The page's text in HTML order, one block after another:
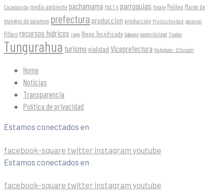
Caizabanda medio ambiente pachamama PACT II parroquias Patate Pelileo Planes de
manejos de páramos prefectura produccion producción Productividad páramos
Píllaro recursos hídricos riego Riego Tecnificado Salasaka sostenibilidad Tisaleo
Tungurahua turismo vialidad Viceprefectura Vía Ambato - El Corazón
Home
Noticias
Transparencia
Política de privacidad
Estamos conectados en
facebook-square twitter instagram youtube
Estamos conectados en
facebook-square twitter instagram youtube